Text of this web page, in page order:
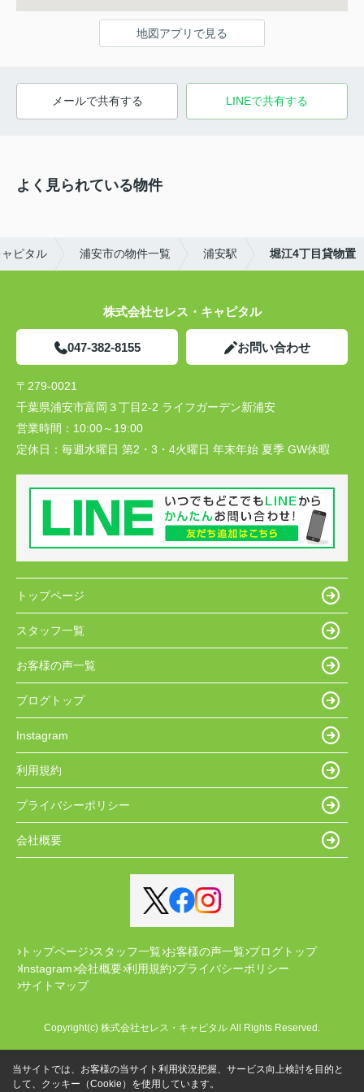
地図アプリで見る
メールで共有する LINEで共有する
よく見られている物件
ピタル 浦安市の物件一覧 浦安駅 堀江4丁目貸物置
株式会社セレス・キャピタル
047-382-8155 お問い合わせ
〒279-0021
千葉県浦安市富岡３丁目2-2 ライフガーデン新浦安
営業時間： 10:00～19:00
定休日： 毎週水曜日 第2・3・4火曜日 年末年始 夏季 GW休暇
トップページ
スタッフ一覧
お客様の声一覧
ブログトップ
Instagram
利用規約
プライバシーポリシー
会社概要
トップページ スタッフ一覧 お客様の声一覧 ブログトップ
Instagram 会社概要 利用規約 プライバシーポリシー
サイトマップ
Copyright(c) 株式会社セレス・キャピタル All Rights Reserved.
当サイトでは、お客様の当サイト利用状況把握、サービス向上検討を目的と
して、クッキー（Cookie）を使用しています。